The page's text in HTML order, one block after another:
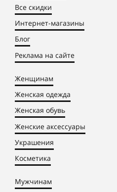
Все скидки
Интернет-магазины
Блог
Реклама на сайте
Женщинам
Женская одежда
Женская обувь
Женские аксессуары
Украшения
Косметика
Мужчинам